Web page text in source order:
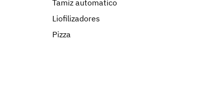
Tamiz automatico
Liofilizadores
Pizza